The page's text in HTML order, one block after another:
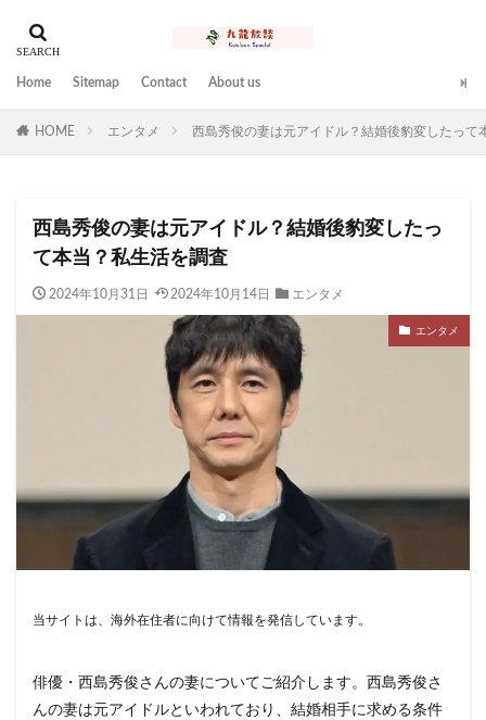
Home Sitemap Contact About us
HOME エンタメ 西島秀俊の妻は元アイドル？結婚後豹変したって
西島秀俊の妻は元アイドル？結婚後豹変したっ
て本当？私生活を調査
2024年10月31日 2024年10月14日 エンタメ
エンタメ
当サイトは、海外在住者に向けて情報を発信しています。
俳優・西島秀俊さんの妻についてご紹介します。西島秀俊さ
んの妻は元アイドルといわれており、結婚相手に求める条件